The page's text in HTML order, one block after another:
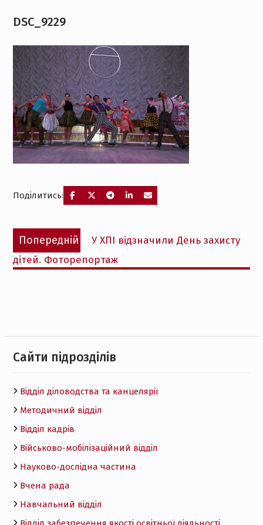
DSC_9229
Поділитись:
Навігація
записів
Попередній
Попередній
запис:
У ХПІ відзначили День захисту
дітей. Фоторепортаж
Cайти підрозділів
Відділ діловодства та канцелярії
Методичний відділ
Відділ кадрів
Військово-мобілізаційний відділ
Науково-дослідна частина
Вчена рада
Навчальний відділ